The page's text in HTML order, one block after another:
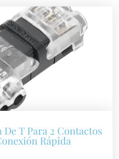
T Para 2 Contactos
Rápida